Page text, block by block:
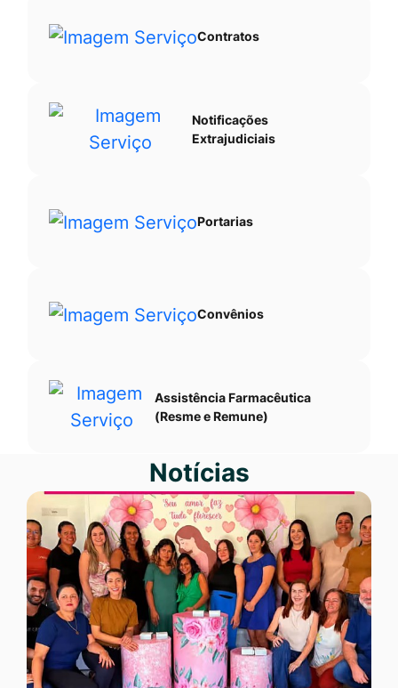
Contratos
Notificações
Extrajudiciais
Portarias
Convênios
Assistência Farmacêutica
(Resme e Remune)
Notícias